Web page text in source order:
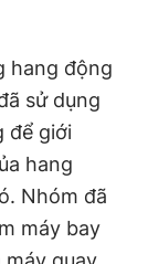
hang động
sử dụng
để giới
hang
Nhóm đã
máy bay